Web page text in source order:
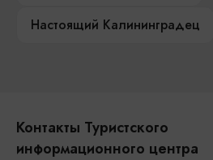
Настоящий Калининградец
Контакты Туристского
информационного центра